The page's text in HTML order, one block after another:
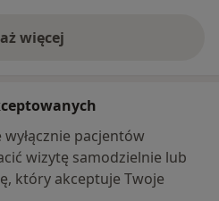
więcej
o adresie
pacjentów
wizytę samodzielnie lub
który akceptuje Twoje